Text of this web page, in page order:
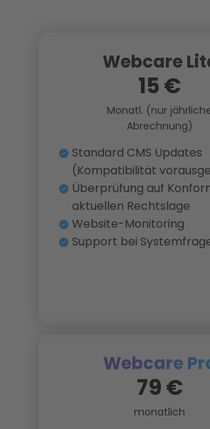
Webcare
15 €
Monatl. (nur
Abrechnung)
Standard CMS Updates
(Kompatibilität
Überprüfung auf
aktuellen Rechtslage
Website-Monitoring
Support bei
Webcare
79 €
monatlich